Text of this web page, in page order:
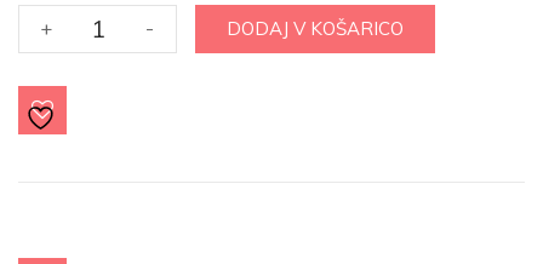
+
OB
100-
- DODAJ V KOŠARICO